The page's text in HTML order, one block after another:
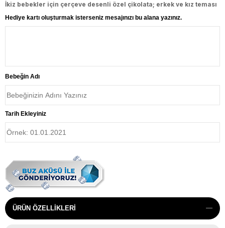
İkiz bebekler için çerçeve desenli özel çikolata; erkek ve kız teması
Hediye kartı oluşturmak isterseniz mesajınızı bu alana yazınız.
Bebeğin Adı
Tarih Ekleyiniz
ÜRÜN ÖZELLIKLERI